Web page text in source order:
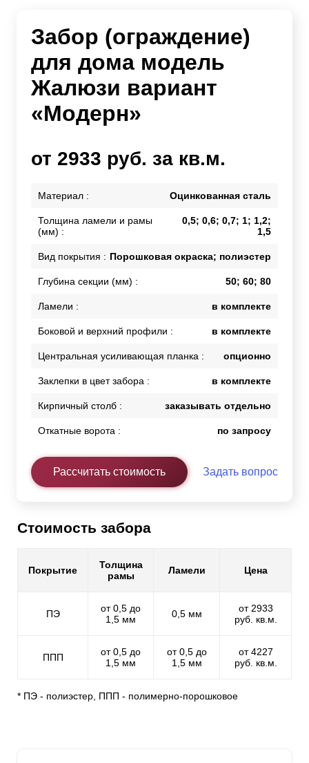
Забор (ограждение)
для дома модель
Жалюзи вариант
«Модерн»
от 2933 руб. за кв.м.
Материал : Оцинкованная сталь
Толщина ламели и рамы
(мм) :
0,5; 0,6; 0,7; 1; 1,2;
1,5
Вид покрытия : Порошковая окраска; полиэстер
Глубина секции (мм) : 50; 60; 80
Ламели : в комплекте
Боковой и верхний профили : в комплекте
Центральная усиливающая планка : опционно
Заклепки в цвет забора : в комплекте
Кирпичный столб : заказывать отдельно
Откатные ворота : по запросу
Рассчитать стоимость Задать вопрос
Стоимость забора
Покрытие
Толщина
рамы
Ламели Цена
ПЭ
от 0,5 до
1,5 мм
0,5 мм
от 2933
руб. кв.м.
ППП
от 0,5 до
1,5 мм
от 0,5 до
1,5 мм
от 4227
руб. кв.м.
* ПЭ - полиэстер, ППП - полимерно-порошковое